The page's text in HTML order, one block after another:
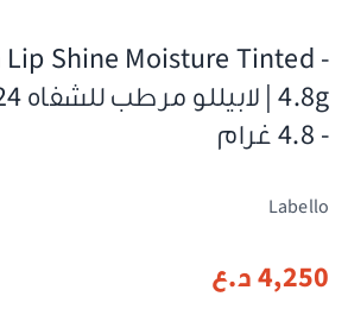
Shine Moisture Tinted -
- 4.8 غرام
Labello
4,250د.ع